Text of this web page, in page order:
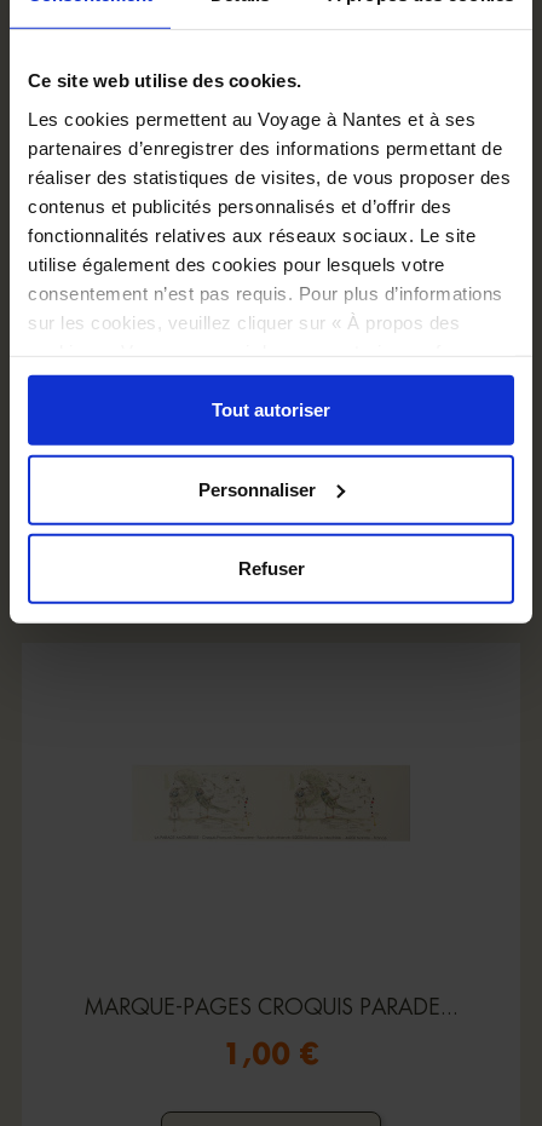
Ce site web utilise des cookies.
Les cookies permettent au Voyage à Nantes et à ses
partenaires d’enregistrer des informations permettant de
réaliser des statistiques de visites, de vous proposer des
contenus et publicités personnalisés et d’offrir des
fonctionnalités relatives aux réseaux sociaux. Le site
utilise également des cookies pour lesquels votre
consentement n’est pas requis. Pour plus d’informations
sur les cookies, veuillez cliquer sur « À propos des
sélectionner les cookies selon les finalités via l'onglet
« Détails ». À tout moment, vous pouvez modifier votre
choix en cliquant sur le lien « Cookies » en bas des
Tout autoriser
Personnaliser
Refuser
1,00 €
Ajouter au panier
MARQUE-PAGES CROQUIS PARADE...
1,00 €